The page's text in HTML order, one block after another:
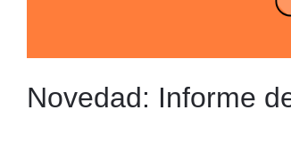
Novedad: Informe